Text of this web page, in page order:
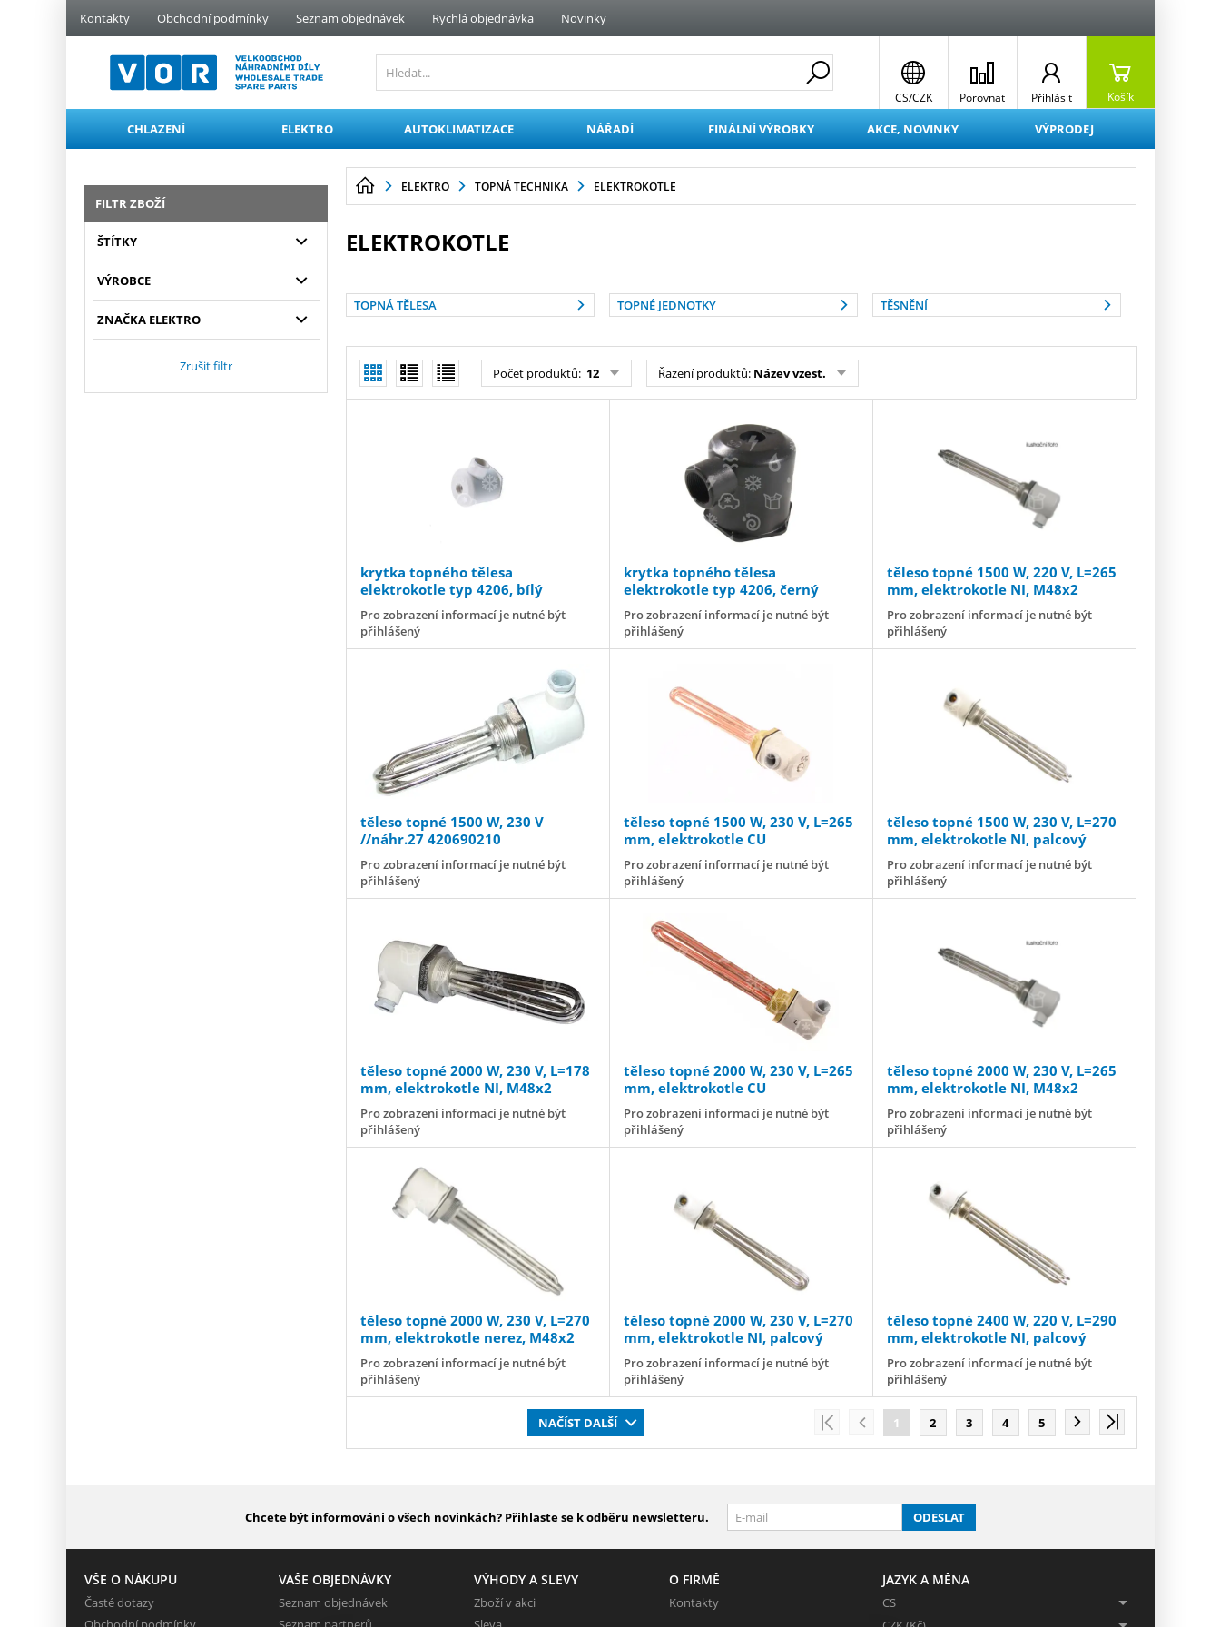
Kontakty Obchodní podmínky Seznam objednávek Rychlá objednávka Novinky
CS/CZK Porovnat Přihlásit Košík
CHLAZENÍ ELEKTRO AUTOKLIMATIZACE NÁŘADÍ FINÁLNÍ VÝROBKY AKCE, NOVINKY VÝPRODEJ
FILTR ZBOŽÍ
ŠTÍTKY
VÝROBCE
ZNAČKA ELEKTRO
Zrušit filtr
ELEKTRO TOPNÁ TECHNIKA ELEKTROKOTLE
ELEKTROKOTLE
TOPNÁ TĚLESA TOPNÉ JEDNOTKY TĚSNĚNÍ
Počet produktů: 12 Řazení produktů: Název vzest.
krytka topného tělesa
elektrokotle typ 4206, bílý
Pro zobrazení informací je nutné být
přihlášený
krytka topného tělesa
elektrokotle typ 4206, černý
Pro zobrazení informací je nutné být
přihlášený
těleso topné 1500 W, 220 V, L=265
mm, elektrokotle NI, M48x2
Pro zobrazení informací je nutné být
přihlášený
těleso topné 1500 W, 230 V
//náhr.27 420690210
Pro zobrazení informací je nutné být
přihlášený
těleso topné 1500 W, 230 V, L=265
mm, elektrokotle CU
Pro zobrazení informací je nutné být
přihlášený
těleso topné 1500 W, 230 V, L=270
mm, elektrokotle NI, palcový
závit G 1½” (G 6/4")
Pro zobrazení informací je nutné být
přihlášený
těleso topné 2000 W, 230 V, L=178
mm, elektrokotle NI, M48x2
Pro zobrazení informací je nutné být
přihlášený
těleso topné 2000 W, 230 V, L=265
mm, elektrokotle CU
Pro zobrazení informací je nutné být
přihlášený
těleso topné 2000 W, 230 V, L=265
mm, elektrokotle NI, M48x2
Pro zobrazení informací je nutné být
přihlášený
těleso topné 2000 W, 230 V, L=270
mm, elektrokotle nerez, M48x2
Pro zobrazení informací je nutné být
přihlášený
těleso topné 2000 W, 230 V, L=270
mm, elektrokotle NI, palcový
závit G 1½” (G 6/4")
Pro zobrazení informací je nutné být
přihlášený
těleso topné 2400 W, 220 V, L=290
mm, elektrokotle NI, palcový
závit G 1½” (G 6/4")
Pro zobrazení informací je nutné být
přihlášený
NAČÍST DALŠÍ 1 2 3 4 5
Chcete být informováni o všech novinkách? Přihlaste se k odběru newsletteru. ODESLAT
VŠE O NÁKUPU
Časté dotazy
VAŠE OBJEDNÁVKY
Seznam objednávek
VÝHODY A SLEVY
Zboží v akci
O FIRMĚ
Kontakty
JAZYK A MĚNA
CS